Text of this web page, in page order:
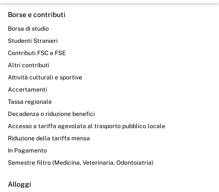
Borse e contributi
Borsa di studio
Studenti Stranieri
Contributi FSC e FSE
Altri contributi
Attività culturali e sportive
Accertamenti
Tassa regionale
Decadenza o riduzione benefici
Accesso a tariffa agevolata al trasporto pubblico locale
Riduzione della tariffa mensa
In Pagamento
Semestre filtro (Medicina, Veterinaria, Odontoiatria)
Alloggi